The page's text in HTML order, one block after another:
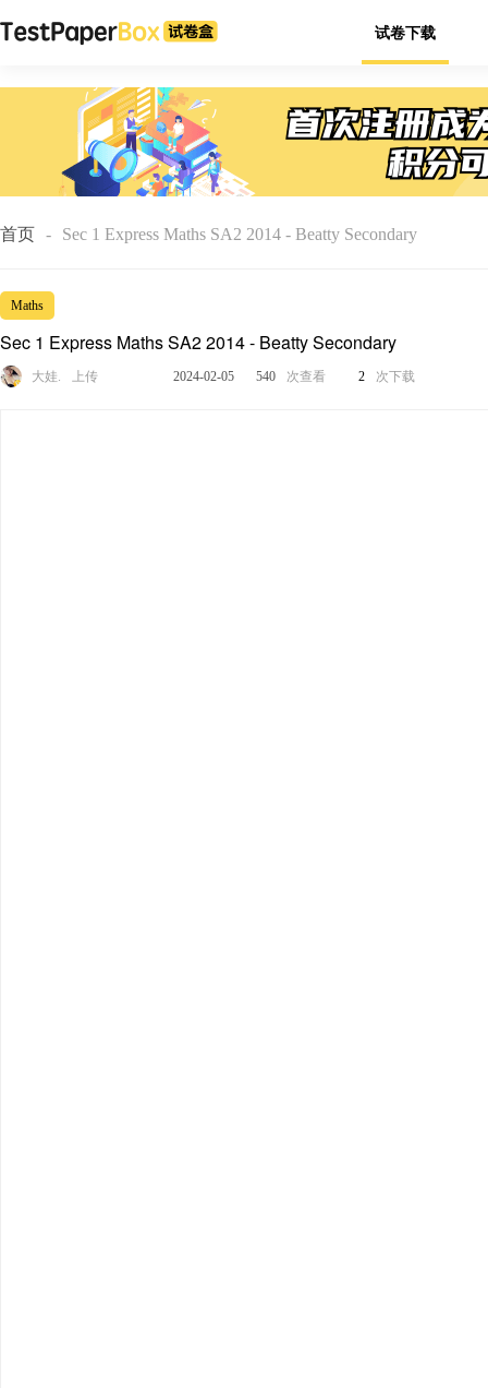
试卷下载
首页 - Sec 1 Express Maths SA2 2014 - Beatty Secondary
Maths
Sec 1 Express Maths SA2 2014 - Beatty Secondary
大娃. 上传 2024-02-05 540 次查看 2 次下载